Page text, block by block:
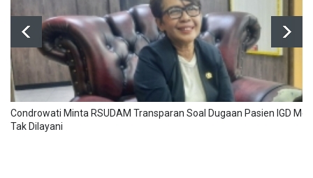
Condrowati Minta RSUDAM Transparan Soal Dugaan Pasien IGD
Tak Dilayani